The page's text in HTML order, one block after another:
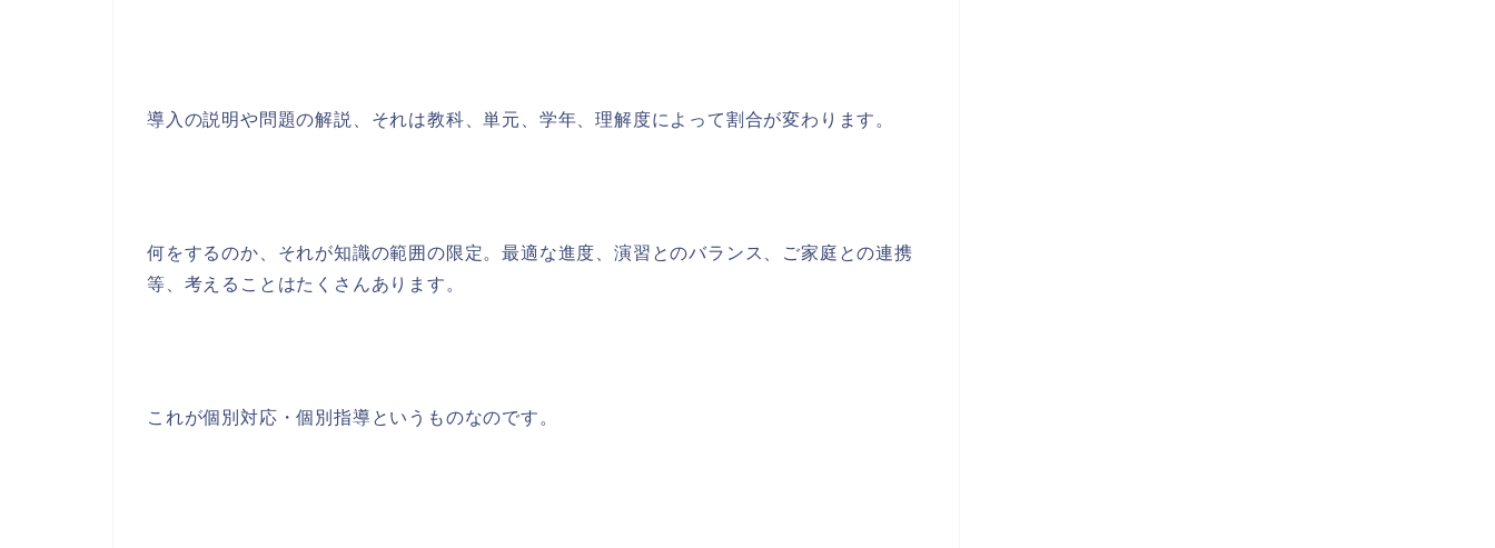
導入の説明や問題の解説、それは教科、単元、学年、理解度によって割合が変わります。
何をするのか、それが知識の範囲の限定。最適な進度、演習とのバランス、ご家庭との連携
等、考えることはたくさんあります。
これが個別対応・個別指導というものなのです。